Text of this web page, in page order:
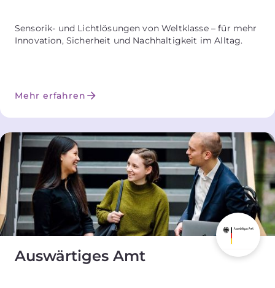
Sensorik- und Lichtlösungen von Weltklasse – für mehr
Innovation, Sicherheit und Nachhaltigkeit im Alltag.
Mehr erfahren
Auswärtiges Amt